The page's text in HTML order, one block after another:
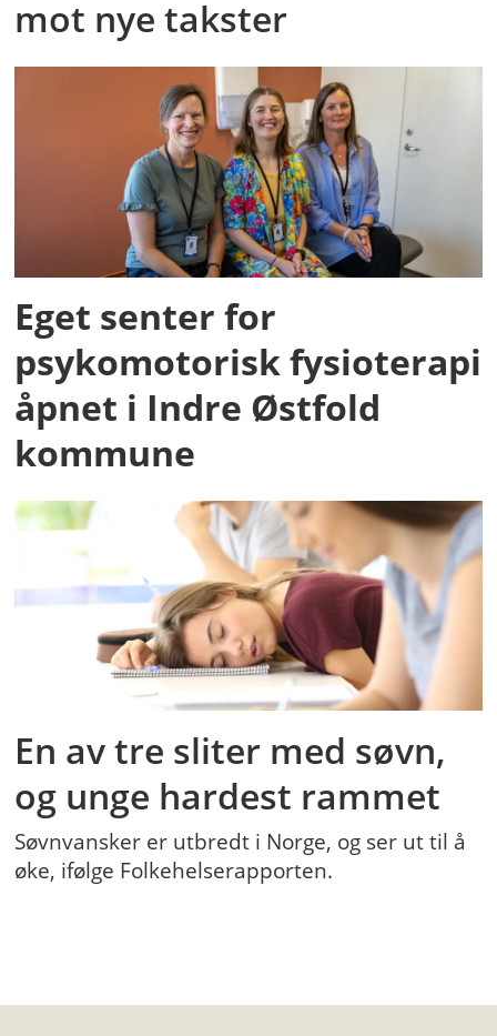
mot nye takster
Eget senter for
psykomotorisk fysioterapi
åpnet i Indre Østfold
kommune
En av tre sliter med søvn,
og unge hardest rammet
Søvnvansker er utbredt i Norge, og ser ut til å
øke, ifølge Folkehelserapporten.